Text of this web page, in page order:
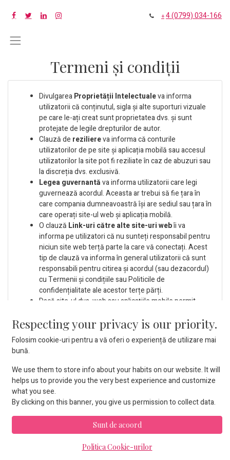
+4 (0799) 034-166
Termeni și condiții
DivulgareaProprietății Intelectualeva informa
utilizatorii că conținutul, sigla și alte suporturi vizuale
pe care le-ați creat sunt proprietatea dvs. și sunt
protejate de legile drepturilor de autor.
Clauză de reziliereva informa că conturile
utilizatorilor de pe site și aplicația mobilă sau accesul
utilizatorilor la site pot fi reziliate în caz de abuzuri sau
la discreția dvs. exclusivă.
Legea guvernantăva informa utilizatorii care legi
guvernează acordul. Aceasta ar trebui să fie țara în
care compania dumneavoastră își are sediul sau țara în
care operați site-ul web și aplicația mobilă.
O clauză Link-uri către alte site-uri webîi va
informa pe utilizatori că nu sunteți responsabil pentru
niciun site web terță parte la care vă conectați. Acest
tip de clauză va informa în general utilizatorii că sunt
responsabili pentru citirea și acordul (sau dezacordul)
cu Termenii și condițiile sau Politicile de
confidențialitate ale acestor terțe părți.
Dacă site-ul dvs. web sau aplicațiile mobile permit
conținut pentru alți utilizatori, o secțiune deConținut
va informa utilizatorii că dețin drepturile asupra
conținutului pe care l-au creat.
trebuie să vă ofere (site-ului sau dezvoltatorului de
aplicații mobile) o licență, astfel încât să puteți partaja
acest conținut pe site-ul dvs. / aplicația mobilă și să îl
faceți disponibil pentru alți utilizatori.
Deoarece conținutul creat de utilizatori este public
pentru alți utilizatori, o clauză de notificare DMCA (sau
o încălcare a drepturilor de autor) este utilă pentru a
informa utilizatorii și autorii drepturilor de autor că, în
cazul în care se constată că orice conținut este o
Respecting your privacy is our priority.
Folosim cookie-uri pentru a vă oferi o experiență de utilizare mai
bună.
We use them to store info about your habits on our website. It will
helps us to provide you the very best experience and customize
what you see.
By clicking on this banner, you give us permission to collect data.
Sunt de acoord
Politica Cookie-urilor